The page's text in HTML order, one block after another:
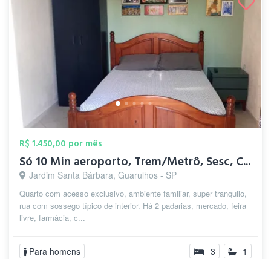
R$ 1.450,00 por mês
Só 10 Min aeroporto, Trem/Metrô, Sesc, C...
Jardim Santa Bárbara, Guarulhos - SP
Quarto com acesso exclusivo, ambiente familiar, super tranquilo,
rua com sossego típico de interior. Há 2 padarias, mercado, feira
livre, farmácia, c...
Para homens 3 1